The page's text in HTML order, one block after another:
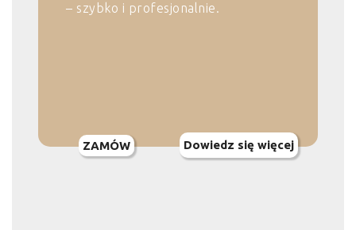
– szybko i profesjonalnie.
ZAMÓW Dowiedz się więcej